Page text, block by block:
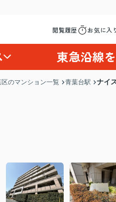
閲覧履歴 お気に入
東急沿線
のマンション一覧 青葉台駅 ナイ